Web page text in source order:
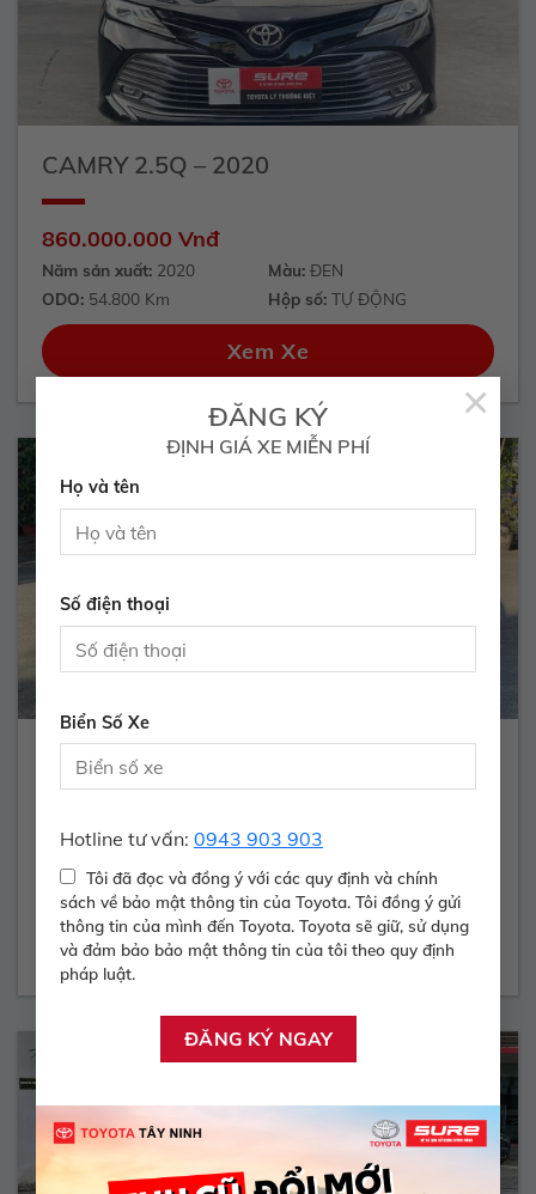
ĐĂNG KÝ
ĐỊNH GIÁ XE MIỄN PHÍ
Họ và tên
Số điện thoại
Biển Số Xe
Hotline tư vấn: 0943 903 903
Tôi đã đọc và đồng ý với các quy định và chính
sách về bảo mật thông tin của Toyota. Tôi đồng ý gửi
thông tin của mình đến Toyota. Toyota sẽ giữ, sử dụng
và đảm bảo bảo mật thông tin của tôi theo quy định
pháp luật.
×
CAMRY 2.5Q – 2020
860.000.000 Vnđ
Năm sản xuất:2020 Màu: ĐEN
ODO:54.800 Km Hộp số: TỰ ĐỘNG
Xem Xe
INNOVA 2.0E – 2017
400.000.000 Vnđ
ODO: 90.700 Km Hộp số:SỐ SÀN
Xem Xe